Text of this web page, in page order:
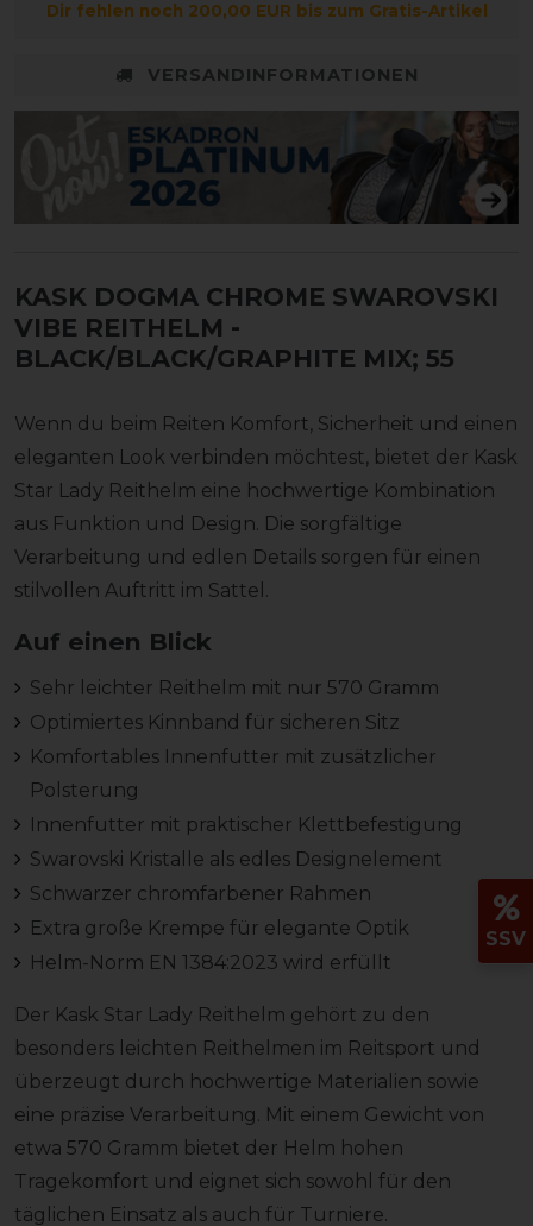
Dir fehlen noch 200,00 EUR bis zum Gratis-Artikel
VERSANDINFORMATIONEN
KASK DOGMA CHROME SWAROVSKI
VIBE REITHELM -
BLACK/BLACK/GRAPHITE MIX; 55
Wenn du beim Reiten Komfort, Sicherheit und einen
eleganten Look verbinden möchtest, bietet der Kask
Star Lady Reithelm eine hochwertige Kombination
aus Funktion und Design. Die sorgfältige
Verarbeitung und edlen Details sorgen für einen
stilvollen Auftritt im Sattel.
Auf einen Blick
Sehr leichter Reithelm mit nur 570 Gramm
Optimiertes Kinnband für sicheren Sitz
Komfortables Innenfutter mit zusätzlicher
Polsterung
Innenfutter mit praktischer Klettbefestigung
Swarovski Kristalle als edles Designelement
Schwarzer chromfarbener Rahmen
Extra große Krempe für elegante Optik
Helm-Norm EN 1384:2023 wird erfüllt
Der Kask Star Lady Reithelm gehört zu den
besonders leichten Reithelmen im Reitsport und
überzeugt durch hochwertige Materialien sowie
eine präzise Verarbeitung. Mit einem Gewicht von
etwa 570 Gramm bietet der Helm hohen
Tragekomfort und eignet sich sowohl für den
täglichen Einsatz als auch für Turniere.
SSV